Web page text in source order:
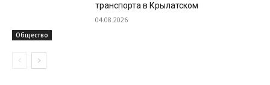
Общество
транспорта в Крылатском
04.08.2026